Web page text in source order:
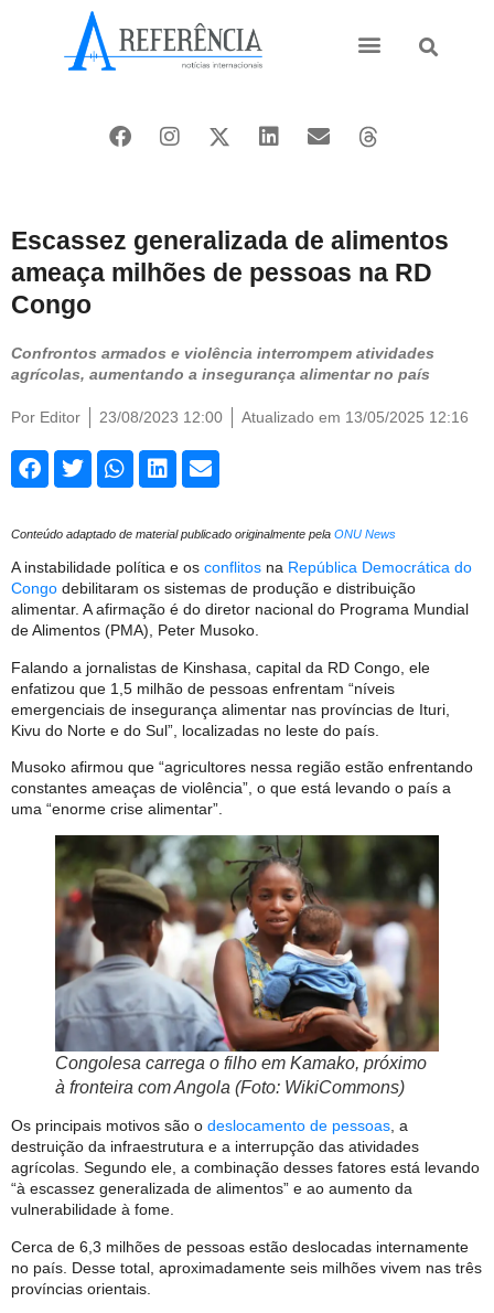
Escassez generalizada de alimentos
ameaça milhões de pessoas na RD
Congo
Confrontos armados e violência interrompem atividades
agrícolas, aumentando a insegurança alimentar no país
Por Editor 23/08/2023 12:00 Atualizado em 13/05/2025 12:16
Conteúdo adaptado de material publicado originalmente pela ONU News
A instabilidade política e os conflitos na República Democrática do
Congo debilitaram os sistemas de produção e distribuição
alimentar. A afirmação é do diretor nacional do Programa Mundial
de Alimentos (PMA), Peter Musoko.
Falando a jornalistas de Kinshasa, capital da RD Congo, ele
enfatizou que 1,5 milhão de pessoas enfrentam “níveis
emergenciais de insegurança alimentar nas províncias de Ituri,
Kivu do Norte e do Sul”, localizadas no leste do país.
Musoko afirmou que “agricultores nessa região estão enfrentando
constantes ameaças de violência”, o que está levando o país a
uma “enorme crise alimentar”.
Congolesa carrega o filho em Kamako, próximo
à fronteira com Angola (Foto: WikiCommons)
Os principais motivos são o deslocamento de pessoas , a
destruição da infraestrutura e a interrupção das atividades
agrícolas. Segundo ele, a combinação desses fatores está levando
“à escassez generalizada de alimentos” e ao aumento da
vulnerabilidade à fome.
Cerca de 6,3 milhões de pessoas estão deslocadas internamente
no país. Desse total, aproximadamente seis milhões vivem nas três
províncias orientais.